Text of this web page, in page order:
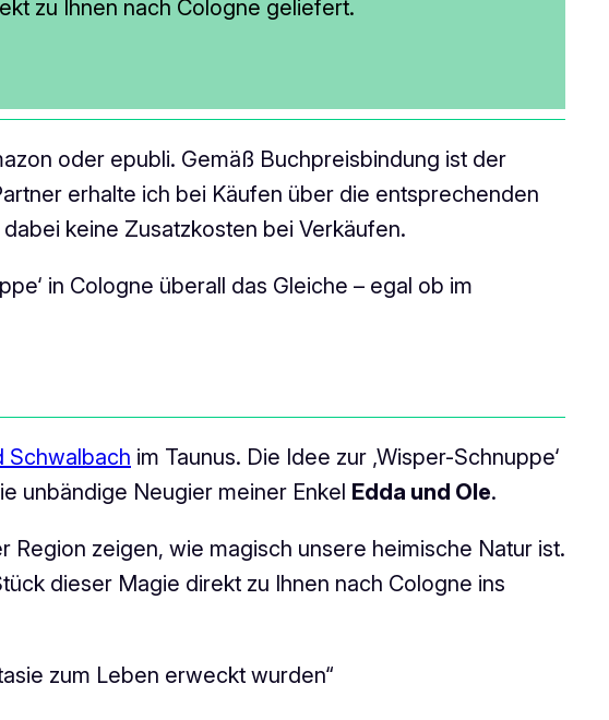
zu Ihnen nach Cologne geliefert.
oder epubli. Gemäß Buchpreisbindung ist der
erhalte ich bei Käufen über die entsprechenden
keine Zusatzkosten bei Verkäufen.
in Cologne überall das Gleiche – egal ob im
Schwalbach im Taunus. Die Idee zur ‚Wisper-Schnuppe‘
unbändige Neugier meiner Enkel Edda und Ole.
zeigen, wie magisch unsere heimische Natur ist.
dieser Magie direkt zu Ihnen nach Cologne ins
zum Leben erweckt wurden“